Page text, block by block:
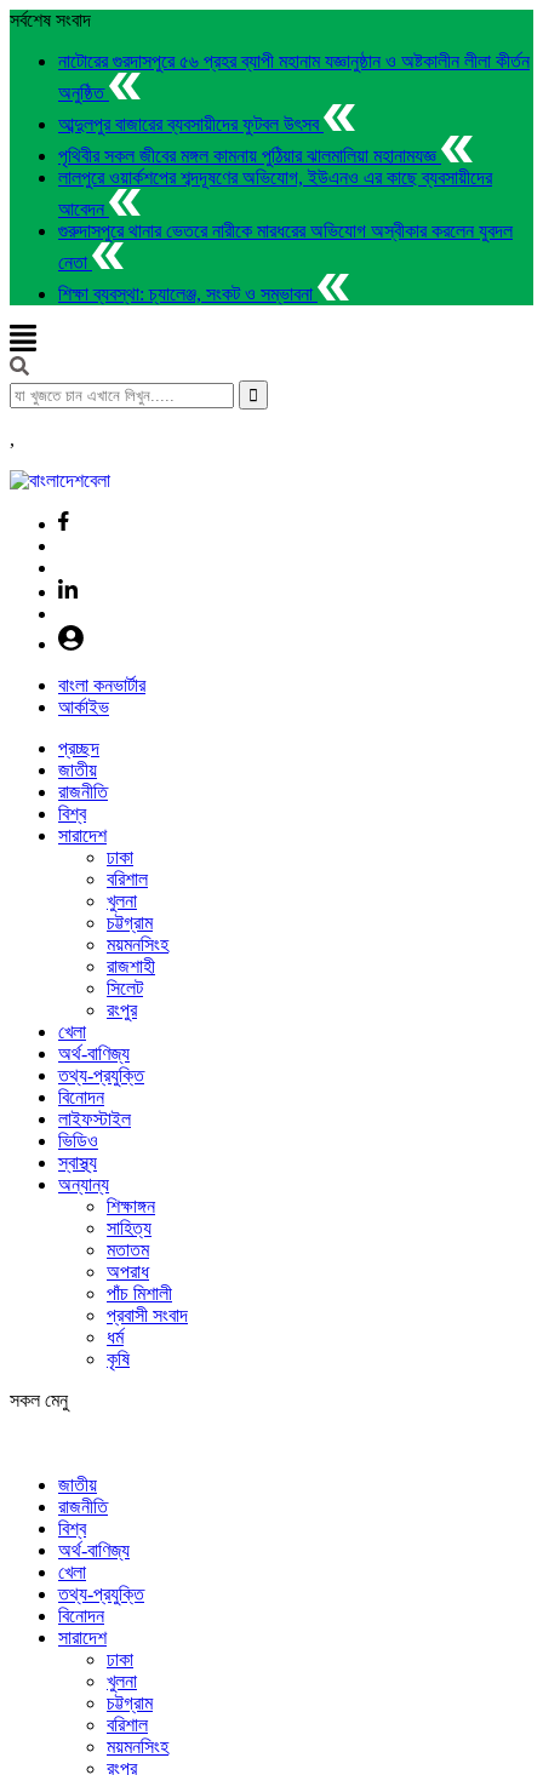
সর্বশেষ সংবাদ
নাটোরের গুরদাসপুরে ৫৬ প্রহর ব্যাপী মহানাম যজ্ঞানুষ্ঠান ও অষ্টকালীন লীলা কীর্তন
অনুষ্ঠিত
আব্দুলপুর বাজারের ব্যবসায়ীদের ফুটবল উৎসব
পৃথিবীর সকল জীবের মঙ্গল কামনায় পুঠিয়ার ঝালমালিয়া মহানামযজ্ঞ
লালপুরে ওয়ার্কশপের শব্দদূষণের অভিযোগ, ইউএনও এর কাছে ব্যবসায়ীদের
আবেদন
গুরুদাসপুরে থানার ভেতরে নারীকে মারধরের অভিযোগ অস্বীকার করলেন যুবদল
নেতা
শিক্ষা ব্যবস্থা: চ্যালেঞ্জ, সংকট ও সম্ভাবনা
,
বাংলা কনভার্টার
আর্কাইভ
প্রচ্ছদ
জাতীয়
রাজনীতি
বিশ্ব
সারাদেশ
ঢাকা
বরিশাল
খুলনা
চট্টগ্রাম
ময়মনসিংহ
রাজশাহী
সিলেট
রংপুর
খেলা
অর্থ-বাণিজ্য
তথ্য-প্রযুক্তি
বিনোদন
লাইফস্টাইল
ভিডিও
স্বাস্থ্য
অন্যান্য
শিক্ষাঙ্গন
সাহিত্য
মতাতম
অপরাধ
পাঁচ মিশালী
প্রবাসী সংবাদ
ধর্ম
কৃষি
সকল মেনু
জাতীয়
রাজনীতি
বিশ্ব
অর্থ-বাণিজ্য
খেলা
তথ্য-প্রযুক্তি
বিনোদন
সারাদেশ
ঢাকা
খুলনা
চট্টগ্রাম
বরিশাল
ময়মনসিংহ
রংপুর